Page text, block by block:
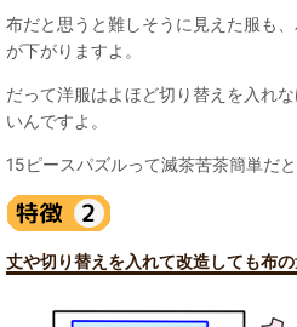
布だと思うと難しそうに見えた服も
が下がりますよ。
だって洋服はよほど切り替えを入れ
いんですよ。
15ピースパズルって滅茶苦茶簡単だ
丈や切り替えを入れて改造しても布